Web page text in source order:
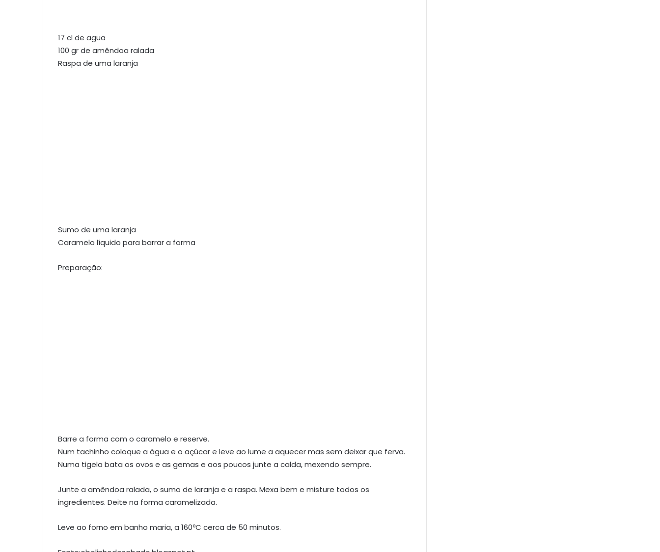
17 cl de agua
100 gr de amêndoa ralada
Raspa de uma laranja
Sumo de uma laranja
Caramelo líquido para barrar a forma
Preparação:
Barre a forma com o caramelo e reserve.
Num tachinho coloque a água e o açúcar e leve ao lume a aquecer mas sem deixar que ferva.
Numa tigela bata os ovos e as gemas e aos poucos junte a calda, mexendo sempre.
Junte a amêndoa ralada, o sumo de laranja e a raspa. Mexa bem e misture todos os
ingredientes. Deite na forma caramelizada.
Leve ao forno em banho maria, a 160ºC cerca de 50 minutos.